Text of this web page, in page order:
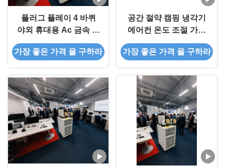
플러그 플레이 4 바퀴
야외 휴대용 Ac 금속 덮
개
가장 좋은 가격 을 구하라
공간 절약 캠핑 냉각기
에어컨 온도 조절 가능
오래 지속 가능
가장 좋은 가격 을 구하라